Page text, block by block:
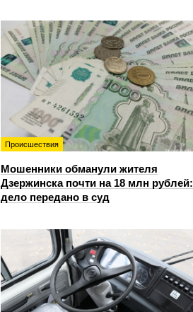
Происшествия
Мошенники обманули жителя
Дзержинска почти на 18 млн рублей:
дело передано в суд